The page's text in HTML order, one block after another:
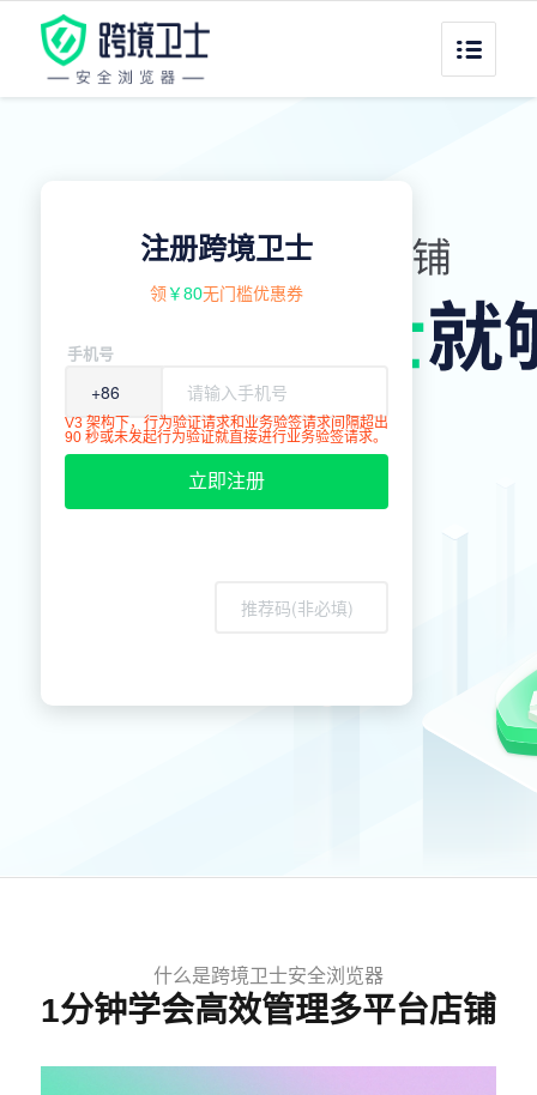
注册跨境卫士
领￥80无门槛优惠券
手机号
V3 架构下，行为验证请求和业务验签请求间隔超出
90 秒或未发起行为验证就直接进行业务验签请求。
立即注册
什么是跨境卫士安全浏览器
1分钟学会高效管理多平台店铺